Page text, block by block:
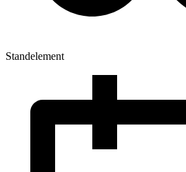
Standelement